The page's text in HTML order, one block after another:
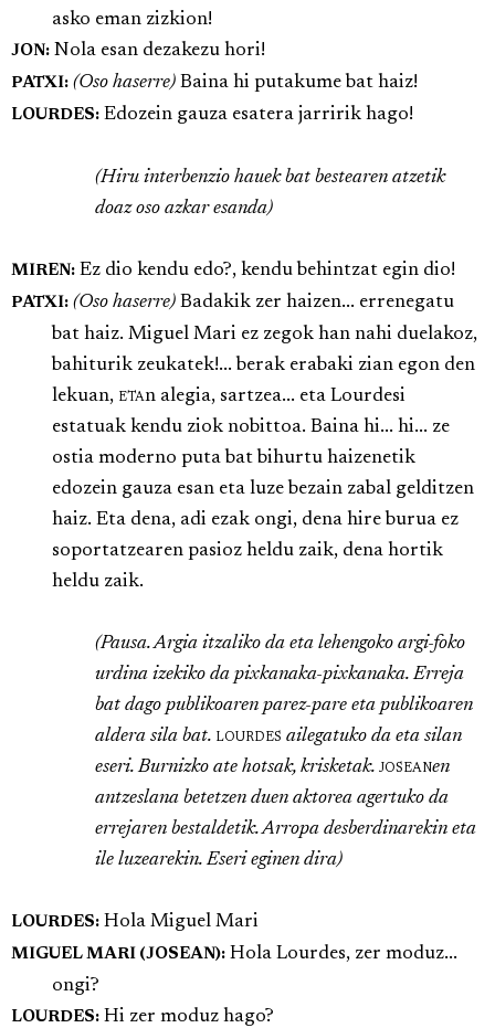
asko eman zizkion!
JON: Nola esan dezakezu hori!
PATXI: (Oso haserre) Baina hi putakume bat haiz!
LOURDES: Edozein gauza esatera jarririk hago!
(Hiru interbenzio hauek bat bestearen atzetik
doaz oso azkar esanda)
MIREN: Ez dio kendu edo?, kendu behintzat egin dio!
PATXI: (Oso haserre) Badakik zer haizen... errenegatu
bat haiz. Miguel Mari ez zegok han nahi duelakoz,
bahiturik zeukatek!... berak erabaki zian egon den
lekuan, etan alegia, sartzea... eta Lourdesi
estatuak kendu ziok nobittoa. Baina hi... hi... ze
ostia moderno puta bat bihurtu haizenetik
edozein gauza esan eta luze bezain zabal gelditzen
haiz. Eta dena, adi ezak ongi, dena hire burua ez
soportatzearen pasioz heldu zaik, dena hortik
heldu zaik.
(Pausa. Argia itzaliko da eta lehengoko argi-foko
urdina izekiko da pixkanaka-pixkanaka. Erreja
bat dago publikoaren parez-pare eta publikoaren
aldera sila bat. lourdes ailegatuko da eta silan
eseri. Burnizko ate hotsak, krisketak. joseanen
antzeslana betetzen duen aktorea agertuko da
errejaren bestaldetik. Arropa desberdinarekin eta
ile luzearekin. Eseri eginen dira)
LOURDES: Hola Miguel Mari
MIGUEL MARI (JOSEAN): Hola Lourdes, zer moduz...
ongi?
LOURDES: Hi zer moduz hago?